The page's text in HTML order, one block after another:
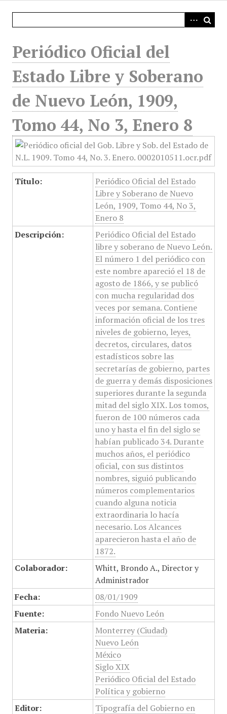
Periódico Oficial del
Estado Libre y Soberano
de Nuevo León, 1909,
Tomo 44, No 3, Enero 8
Título:
Periódico Oficial del Estado
Libre y Soberano de Nuevo
León, 1909, Tomo 44, No 3,
Enero 8
Descripción:
Periódico Oficial del Estado
libre y soberano de Nuevo León.
El número 1 del periódico con
este nombre apareció el 18 de
agosto de 1866, y se publicó
con mucha regularidad dos
veces por semana. Contiene
información oficial de los tres
niveles de gobierno, leyes,
decretos, circulares, datos
estadísticos sobre las
secretarías de gobierno, partes
de guerra y demás disposiciones
superiores durante la segunda
mitad del siglo XIX. Los tomos,
fueron de 100 números cada
uno y hasta el fin del siglo se
habían publicado 34. Durante
muchos años, el periódico
oficial, con sus distintos
nombres, siguió publicando
números complementarios
cuando alguna noticia
extraordinaria lo hacía
necesario. Los Alcances
aparecieron hasta el año de
1872.
Colaborador:
Whitt, Brondo A., Director y
Administrador
Fecha:
08/01/1909
Fuente:
Fondo Nuevo León
Materia:
Monterrey (Ciudad)
Nuevo León
México
Siglo XIX
Periódico Oficial del Estado
Política y gobierno
Editor:
Tipografía del Gobierno en